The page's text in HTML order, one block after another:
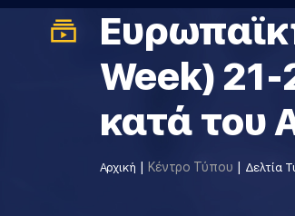
Week)
κατά του
Αρχική Κέντρο Τύπου Δελτία